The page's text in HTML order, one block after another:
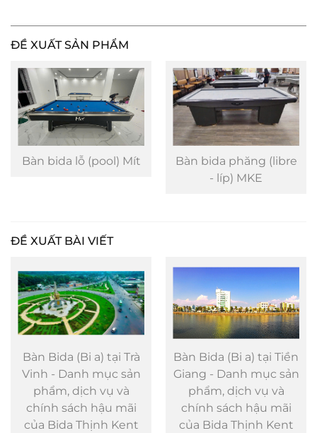
ĐỀ XUẤT SẢN PHẨM
Bàn bida lỗ (pool) Mít
Bàn bida phăng (libre
- líp) MKE
ĐỀ XUẤT BÀI VIẾT
Bàn Bida (Bi a) tại Trà
Vinh - Danh mục sản
phẩm, dịch vụ và
chính sách hậu mãi
của Bida Thịnh Kent
Bàn Bida (Bi a) tại Tiền
Giang - Danh mục sản
phẩm, dịch vụ và
chính sách hậu mãi
của Bida Thịnh Kent